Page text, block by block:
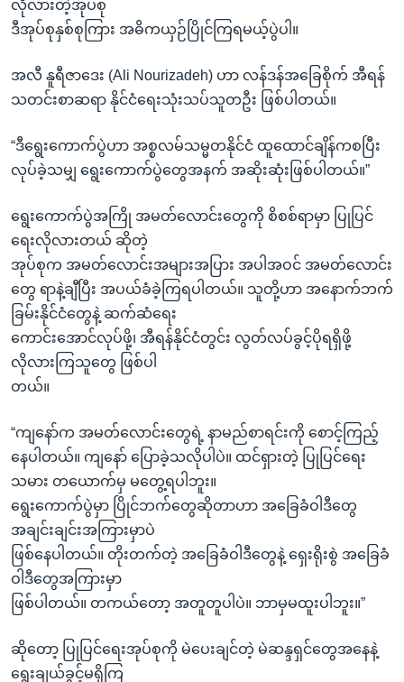
လိုလားတဲ့အုပ်စု
ဒီအုပ်စုနှစ်စုကြား အဓိကယှဉ်ပြိုင်ကြရမယ့်ပွဲပါ။
အလီ နူရီဇာဒေး (Ali Nourizadeh) ဟာ လန်ဒန်အခြေစိုက် အီရန်
သတင်းစာဆရာ နိုင်ငံရေးသုံးသပ်သူတဦး ဖြစ်ပါတယ်။
“ဒီရွေးကောက်ပွဲဟာ အစ္စလမ်သမ္မတနိုင်ငံ ထူထောင်ချိန်ကစပြီး
လုပ်ခဲ့သမျှ ရွေးကောက်ပွဲတွေအနက် အဆိုးဆုံးဖြစ်ပါတယ်။”
ရွေးကောက်ပွဲအကြို အမတ်လောင်းတွေကို စိစစ်ရာမှာ ပြုပြင်
ရေးလိုလားတယ် ဆိုတဲ့
အုပ်စုက အမတ်လောင်းအများအပြား အပါအဝင် အမတ်လောင်း
တွေ ရာနဲ့ချီပြီး အပယ်ခံခဲ့ကြရပါတယ်။ သူတို့ဟာ အနောက်ဘက်
ခြမ်းနိုင်ငံတွေနဲ့ ဆက်ဆံရေး
ကောင်းအောင်လုပ်ဖို့၊ အီရန်နိုင်ငံတွင်း လွတ်လပ်ခွင့်ပိုရရှိဖို့
လိုလားကြသူတွေ ဖြစ်ပါ
တယ်။
“ကျနော်က အမတ်လောင်းတွေရဲ့ နာမည်စာရင်းကို စောင့်ကြည့်
နေပါတယ်။ ကျနော် ပြောခဲ့သလိုပါပဲ။ ထင်ရှားတဲ့ ပြုပြင်ရေး
သမား တယောက်မှ မတွေ့ရပါဘူး။
ရွေးကောက်ပွဲမှာ ပြိုင်ဘက်တွေဆိုတာဟာ အခြေခံဝါဒီတွေ
အချင်းချင်းအကြားမှာပဲ
ဖြစ်နေပါတယ်။ တိုးတက်တဲ့ အခြေခံဝါဒီတွေနဲ့ ရှေးရိုးစွဲ အခြေခံ
ဝါဒီတွေအကြားမှာ
ဖြစ်ပါတယ်။ တကယ်တော့ အတူတူပါပဲ။ ဘာမှမထူးပါဘူး။”
ဆိုတော့ ပြုပြင်ရေးအုပ်စုကို မဲပေးချင်တဲ့ မဲဆန္ဒရှင်တွေအနေနဲ့
ရွေးချယ်ခွင့်မရှိကြ